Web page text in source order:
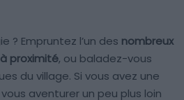
? Empruntez l’un des nombreux
proximité, ou baladez-vous
du village. Si vous avez une
aventurer un peu plus loin